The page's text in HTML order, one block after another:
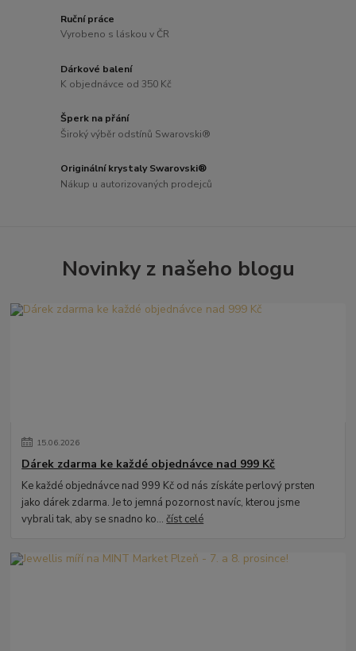
Ruční práce
Vyrobeno s láskou v ČR
Dárkové balení
K objednávce od 350 Kč
Šperk na přání
Široký výběr odstínů Swarovski®
Originální krystaly Swarovski®
Nákup u autorizovaných prodejců
Novinky z našeho blogu
15.06.2026
Dárek zdarma ke každé objednávce nad 999 Kč
Ke každé objednávce nad 999 Kč od nás získáte perlový prsten
jako dárek zdarma. Je to jemná pozornost navíc, kterou jsme
vybrali tak, aby se snadno ko...číst celé